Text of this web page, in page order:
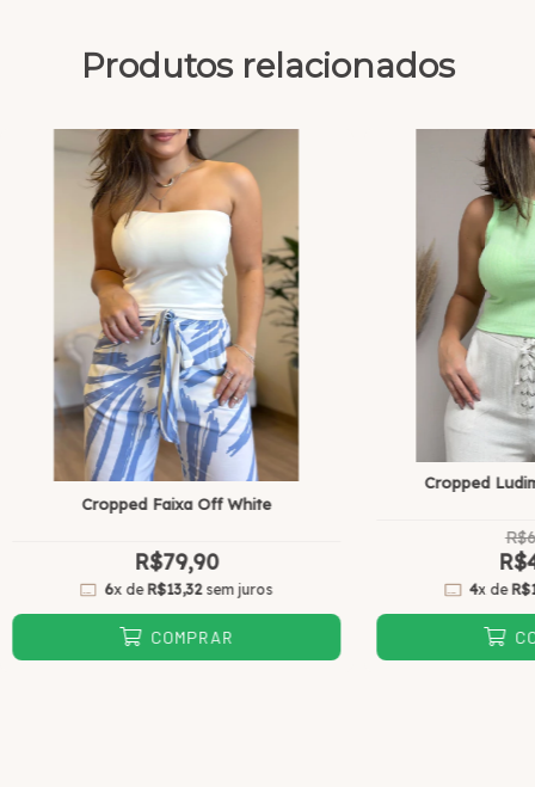
Produtos relacionados
Cropped Faixa Off White
R$79,90
6x de R$13,32sem juros
COMPRAR
Cropped
4x de